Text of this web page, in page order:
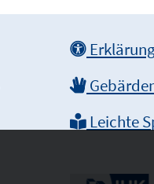
Leichte